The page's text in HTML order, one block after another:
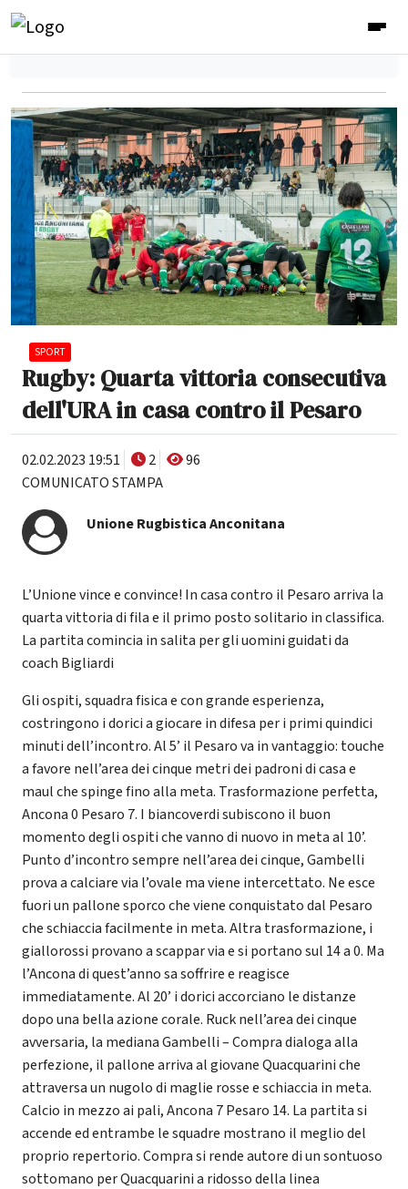
SPORT
Rugby: Quarta vittoria consecutiva
dell'URA in casa contro il Pesaro
02.02.2023 19:51 2
96
COMUNICATO STAMPA
Unione Rugbistica Anconitana
L’Unione vince e convince! In casa contro il Pesaro arriva la
quarta vittoria di fila e il primo posto solitario in classifica.
La partita comincia in salita per gli uomini guidati da
coach Bigliardi
Gli ospiti, squadra fisica e con grande esperienza,
costringono i dorici a giocare in difesa per i primi quindici
minuti dell’incontro. Al 5’ il Pesaro va in vantaggio: touche
a favore nell’area dei cinque metri dei padroni di casa e
maul che spinge fino alla meta. Trasformazione perfetta,
Ancona 0 Pesaro 7. I biancoverdi subiscono il buon
momento degli ospiti che vanno di nuovo in meta al 10’.
Punto d’incontro sempre nell’area dei cinque, Gambelli
prova a calciare via l’ovale ma viene intercettato. Ne esce
fuori un pallone sporco che viene conquistato dal Pesaro
che schiaccia facilmente in meta. Altra trasformazione, i
giallorossi provano a scappar via e si portano sul 14 a 0. Ma
l’Ancona di quest’anno sa soffrire e reagisce
immediatamente. Al 20’ i dorici accorciano le distanze
dopo una bella azione corale. Ruck nell’area dei cinque
avversaria, la mediana Gambelli – Compra dialoga alla
perfezione, il pallone arriva al giovane Quacquarini che
attraversa un nugolo di maglie rosse e schiaccia in meta.
Calcio in mezzo ai pali, Ancona 7 Pesaro 14. La partita si
accende ed entrambe le squadre mostrano il meglio del
proprio repertorio. Compra si rende autore di un sontuoso
sottomano per Quacquarini a ridosso della linea